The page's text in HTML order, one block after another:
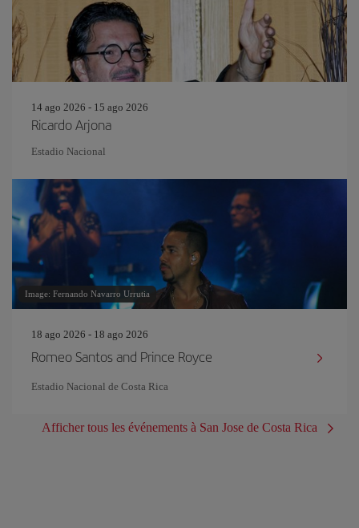
14 ago 2026 - 15 ago 2026
Ricardo Arjona
Estadio Nacional
Image: Fernando Navarro Urrutia
18 ago 2026 - 18 ago 2026
Romeo Santos and Prince Royce
Estadio Nacional de Costa Rica
Afficher tous les événements à San Jose de Costa Rica